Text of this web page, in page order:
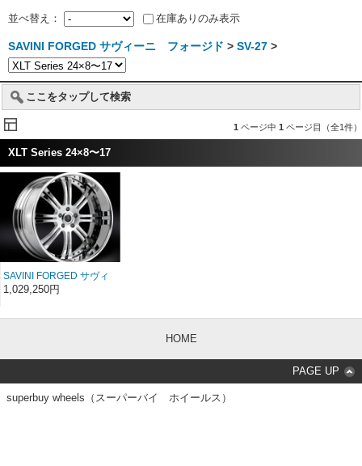
並べ替え： 在庫ありのみ表示
SAVINI FORGED サヴィーニ フォージド > SV-27 >
ここをタップして検索
1 ページ中 1 ページ目（全1件）
XLT Series 24×8〜17
SAVINI FORGED サヴィ
ーニ フォージド XLT
1,029,250円
HOME
PAGE UP
superbuy wheels（スーパーバイ ホイールス）